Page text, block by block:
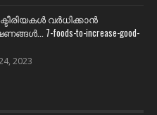
വര്‍ധിക്കാന്‍
7-foods-to-increase-good-
2023